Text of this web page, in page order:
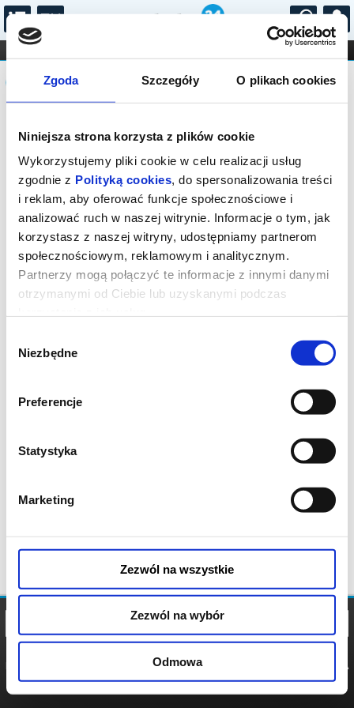
Zgoda Szczegóły O plikach cookies
Niniejsza strona korzysta z plików cookie
Wykorzystujemy pliki cookie w celu realizacji usług
zgodnie z Polityką cookies, do spersonalizowania treści
i reklam, aby oferować funkcje społecznościowe i
analizować ruch w naszej witrynie. Informacje o tym, jak
korzystasz z naszej witryny, udostępniamy partnerom
społecznościowym, reklamowym i analitycznym.
Partnerzy mogą połączyć te informacje z innymi danymi
otrzymanymi od Ciebie lub uzyskanymi podczas
zgody
Niezbędne
Preferencje
Statystyka
Marketing
Zezwól na wszystkie
Zezwól na wybór
Odmowa
...
FILHARMONIA OPERA I BALET
STAND-UP
DLA DZIECI
Komunikat
Sprzedaż biletów on-line na wydarzenie
została zakończona.
POLITYKA
POLITYKA